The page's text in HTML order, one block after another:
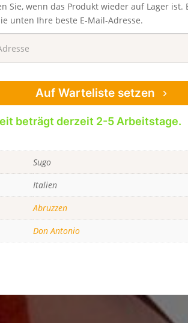
Sie, wenn das Produkt wieder auf Lager ist.
unten Ihre beste E-Mail-Adresse.
Auf Warteliste setzen
beträgt derzeit 2-5 Arbeitstage.
Sugo
Italien
Abruzzen
Don Antonio